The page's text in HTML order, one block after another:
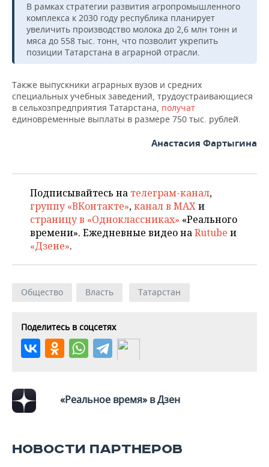
В рамках стратегии развития агропромышленного
комплекса к 2030 году республика планирует
увеличить производство молока до 2,6 млн тонн и
мяса до 558 тыс. тонн, что позволит укрепить
позиции Татарстана в аграрной отрасли.
Также выпускники аграрных вузов и средних
специальных учебных заведений, трудоустраивающиеся
в сельхозпредприятия Татарстана, получат
единовременные выплаты в размере 750 тыс. рублей.
Анастасия Фартыгина
Подписывайтесь на телеграм-канал,
группу «ВКонтакте»,канал в MAXи
страницу в «Одноклассниках» «Реального
времени». Ежедневные видео наRutube и
«Дзене».
Общество Власть Татарстан
Поделитесь в соцсетях
«Реальное время» в Дзен
НОВОСТИ ПАРТНЕРОВ